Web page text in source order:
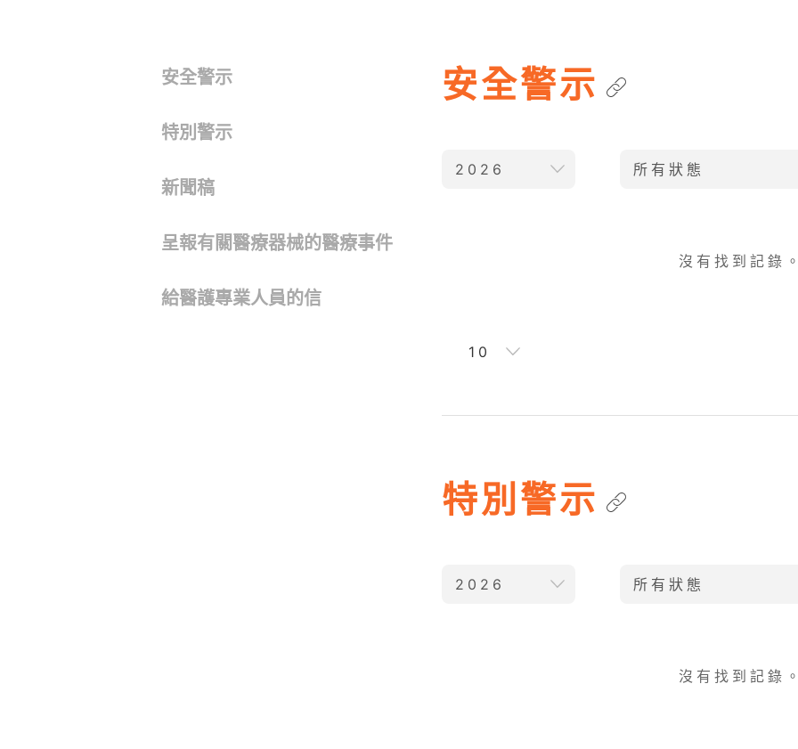
安全警示
特別警示
新聞稿
呈報有關醫療器械的醫療事件
給醫護專業人員的信
安全警示
2026 所有狀態
沒有找到記錄
10
特別警示
2026 所有狀態
沒有找到記錄